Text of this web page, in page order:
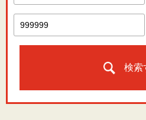
検索